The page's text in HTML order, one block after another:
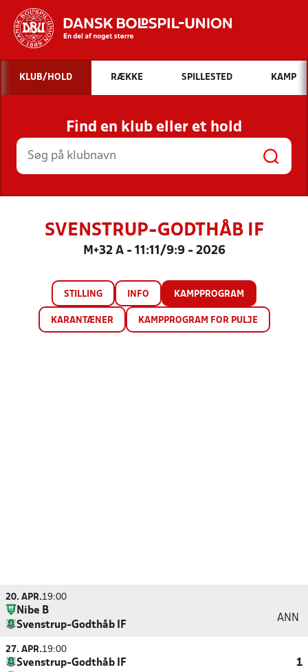
Hvad vil du søge efter?
INDHOLD OG NYHEDER
STILLINGER, RESULTATER, KLUBBER OG
HOLD
KLUB/HOLD RÆKKE SPILLESTED KAMP
Find en klub eller et hold
SVENSTRUP-GODTHÅB IF
M+32 A - 11:11/9:9 - 2026
STILLING INFO KAMPPROGRAM
KARANTÆNER KAMPPROGRAM FOR PULJE
20. APR.19:00
Nibe B
Svenstrup-Godthåb IF
ANN
27. APR.19:00
Svenstrup-Godthåb IF
1